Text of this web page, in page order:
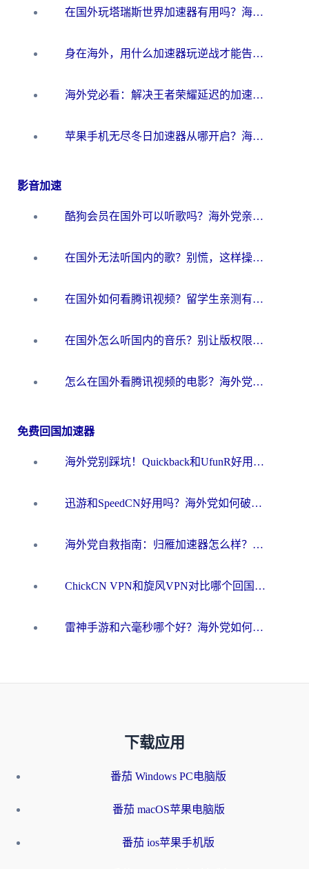
在国外玩塔瑞斯世界加速器有用吗？海外玩家亲测后的真实答案
身在海外，用什么加速器玩逆战才能告别延迟？
海外党必看：解决王者荣耀延迟的加速器终极指南——从EVE到猫和老鼠，一个工具全搞定
苹果手机无尽冬日加速器从哪开启？海外玩家的冬日生存指南
影音加速
酷狗会员在国外可以听歌吗？海外党亲测有效：3步解决音乐权限难题
在国外无法听国内的歌？别慌，这样操作就能畅听QQ音乐（附亲测加速器推荐）
在国外如何看腾讯视频？留学生亲测有效的回国加速方案
在国外怎么听国内的音乐？别让版权限制断了你的华语歌单
怎么在国外看腾讯视频的电影？海外党亲测有效的回国加速指南
免费回国加速器
海外党别踩坑！Quickback和UfunR好用吗？选对回国加速器才能无缝刷国内资源
迅游和SpeedCN好用吗？海外党如何破解那道看不见的墙
海外党自救指南：归雁加速器怎么样？教你避开坑实现国内资源无缝访问
ChickCN VPN和旋风VPN对比哪个回国效果更好？海外用户的选择困境与出路
雷神手游和六毫秒哪个好？海外党如何真正解锁国内资源
下载应用
番茄 Windows PC电脑版
番茄 macOS苹果电脑版
番茄 ios苹果手机版